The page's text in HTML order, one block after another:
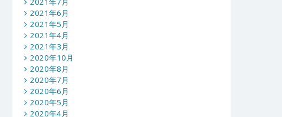
2021年6月
2021年5月
2021年4月
2021年3月
2020年10月
2020年8月
2020年7月
2020年6月
2020年5月
2020年4月